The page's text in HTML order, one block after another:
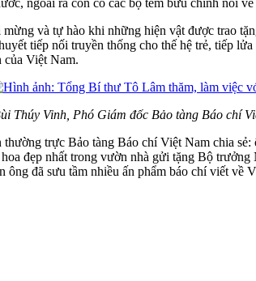
và tự hào khi những hiện vật được trao
tiếp nối truyền thống cho thế hệ trẻ, tiếp
của Việt Nam.
Thúy Vinh, Phó Giám đốc Bảo tàng Báo chí
trực Bảo tàng Báo chí Việt Nam chia
đẹp nhất trong vườn nhà gửi tặng Bộ
đã sưu tầm nhiều ấn phẩm báo chí viết